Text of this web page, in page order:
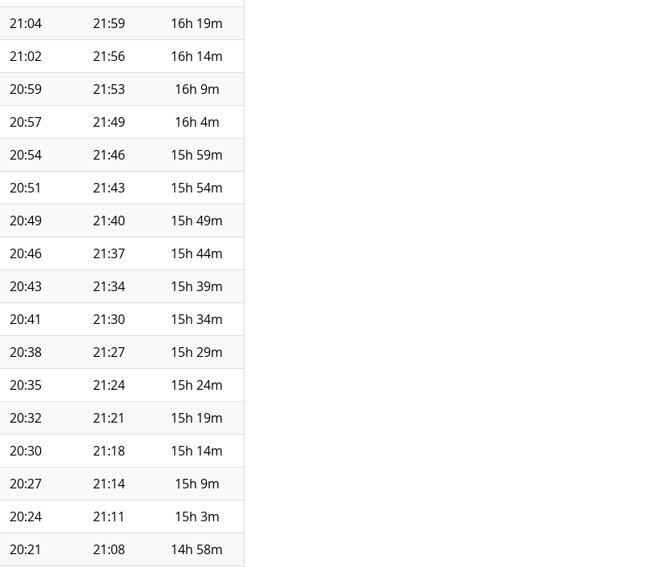
21:04 21:59
16h 19m
21:02 21:56
16h 14m
20:59 21:53
16h 9m
20:57 21:49
16h 4m
20:54 21:46
15h 59m
20:51 21:43
15h 54m
20:49 21:40
15h 49m
20:46 21:37
15h 44m
20:43 21:34
15h 39m
20:41 21:30
15h 34m
20:38 21:27
15h 29m
20:35 21:24
15h 24m
20:32 21:21
15h 19m
20:30 21:18
15h 14m
20:27 21:14
15h 9m
20:24 21:11
15h 3m
20:21 21:08
14h 58m